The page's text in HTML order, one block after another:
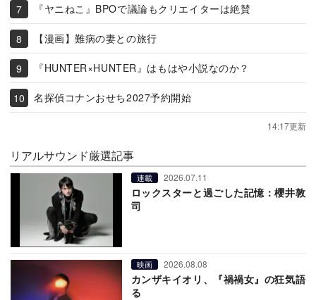
『ヤニねこ』BPOで議論もクリエイターは絶賛
【漫画】難病の妻との旅行
『HUNTER×HUNTER』はもはや小説なのか？
名探偵コナンおせち2027予約開始
14:17更新
リアルサウンド厳選記事
連載 2026.07.11
ロックスターと過ごした記憶：櫻井敦
司
映画 2026.08.08
カンザキイオリ、『禍禍女』の狂気語
る